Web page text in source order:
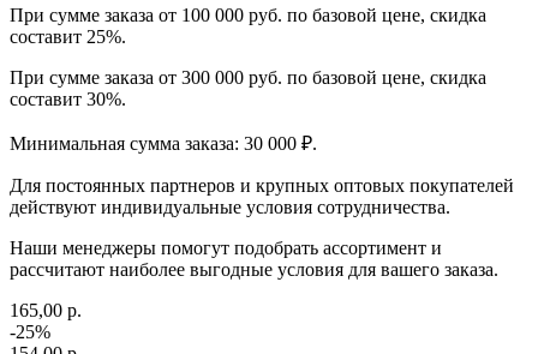
При сумме заказа от 100 000 руб. по базовой цене, скидка
составит 25%.
При сумме заказа от 300 000 руб. по базовой цене, скидка
составит 30%.
Минимальная сумма заказа: 30 000 ₽.
Для постоянных партнеров и крупных оптовых покупателей
действуют индивидуальные условия сотрудничества.
Наши менеджеры помогут подобрать ассортимент и
рассчитают наиболее выгодные условия для вашего заказа.
165,00 р.
-25%